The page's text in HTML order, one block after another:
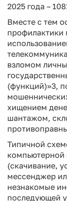
2025 года –
Вместе с тем
профилактики
взломом
(функций)»3,
хищением
шантажом,
Типичной
компьютерной
(скачивание,
мессенджер
незнакомые
последующей